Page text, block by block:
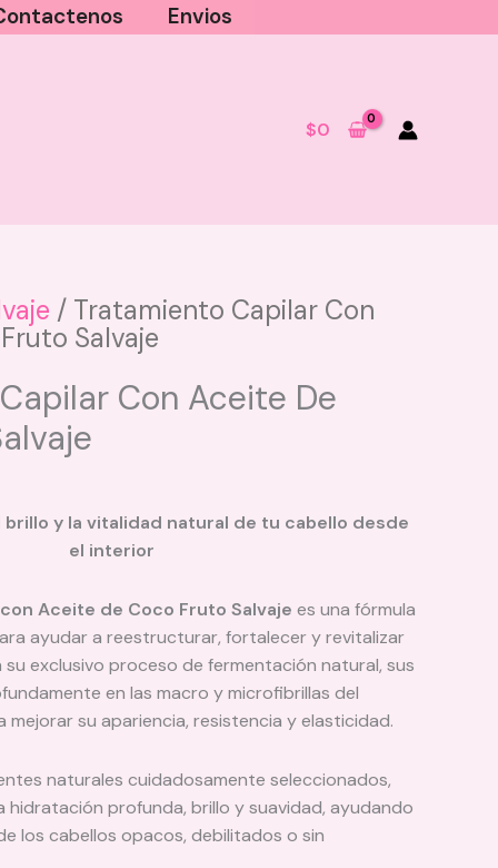
Envios
$0
/ Tratamiento Capilar Con
Salvaje
Con Aceite De
brillo y la vitalidad natural de tu cabello desde
el interior
Aceite de Coco Fruto Salvaje es una fórmula
ayudar a reestructurar, fortalecer y revitalizar
su exclusivo proceso de fermentación natural, sus
en las macro y microfibrillas del
su apariencia, resistencia y elasticidad.
naturales cuidadosamente seleccionados,
profunda, brillo y suavidad, ayudando
los cabellos opacos, debilitados o sin
$35.900